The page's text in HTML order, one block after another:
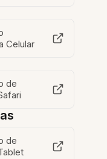
Celular
de
de